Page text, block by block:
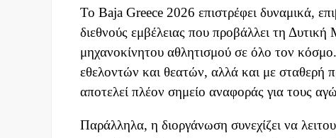
Το Baja Greece 2026 επιστρέφει δυναμικά,
διεθνούς εμβέλειας που προβάλλει τη
μηχανοκίνητου αθλητισμού σε όλο τον
εθελοντών και θεατών, αλλά και με
αποτελεί πλέον σημείο αναφοράς για τους
Παράλληλα, η διοργάνωση συνεχίζει να